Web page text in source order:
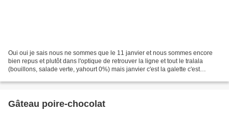
Oui oui je sais nous ne sommes que le 11 janvier et nous sommes encore
bien repus et plutôt dans l'optique de retrouver la ligne et tout le tralala
(bouillons, salade verte, yahourt 0%) mais janvier c'est la galette c'est
Gâteau poire-chocolat